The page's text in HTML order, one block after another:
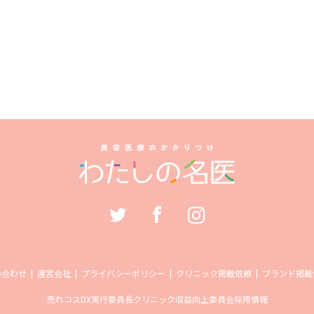
わせ 運営会社 プライバシーポリシー クリニック掲載依頼 ブランド掲
売れコスDX実行委員長クリニック収益向上委員会採用情報